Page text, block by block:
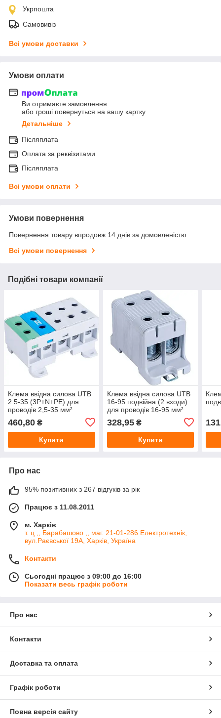
Укрпошта
Самовивіз
Всі умови доставки
Умови оплати
Ви отримаєте замовлення
або гроші повернуться на вашу картку
Детальніше
Післяплата
Оплата за реквізитами
Післяплата
Всі умови оплати
Умови повернення
Повернення товару впродовж 14 днів за домовленістю
Всі умови повернення
Подібні товари компанії
Клема ввідна силова UTB
2.5-35 (3P+N+PE) для
проводів 2,5-35 мм²
460,80 ₴
Купити
Клема ввідна силова UTB
16-95 подвійна (2 входи)
для проводів 16-95 мм²
328,95₴
Купити
Про нас
95% позитивних з 267 відгуків за рік
Працює з 11.08.2011
м. Харків
т. ц ,, Барабашово ,, маг. 21-01-286 Електротехнік,
вул.Раєвської 19А, Харків, Україна
Контакти
Сьогодні працює з 09:00 до 16:00
Показати весь графік роботи
Про нас
Контакти
Доставка та оплата
Графік роботи
Повна версія сайту